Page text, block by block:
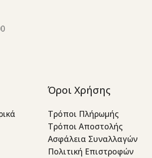
Όροι Χρήσης
Τρόποι Πλήρωμής
Τρόποι Αποστολής
Ασφάλεια Συναλλαγών
Πολιτική Επιστροφών